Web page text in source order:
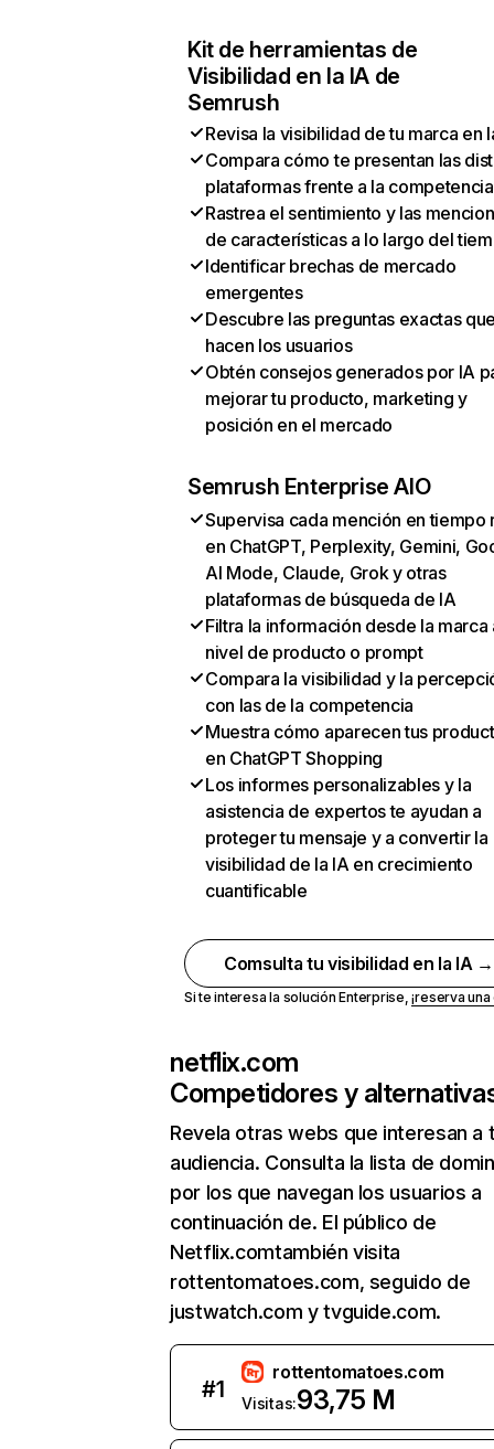
Kit de herramientas de
Visibilidad en la IA de
Semrush
Revisa la visibilidad de tu marca en
Compara cómo te presentan las
plataformas frente a la competencia
Rastrea el sentimiento y las
de características a lo largo del
Identificar brechas de mercado
emergentes
Descubre las preguntas exactas
hacen los usuarios
Obtén consejos generados por IA
mejorar tu producto, marketing y
posición en el mercado
Semrush Enterprise AIO
Supervisa cada mención en tiempo
en ChatGPT, Perplexity, Gemini,
AI Mode, Claude, Grok y otras
plataformas de búsqueda de IA
Filtra la información desde la marca
nivel de producto o prompt
Compara la visibilidad y la
con las de la competencia
Muestra cómo aparecen tus
en ChatGPT Shopping
Los informes personalizables y la
asistencia de expertos te ayudan a
proteger tu mensaje y a convertir la
visibilidad de la IA en crecimiento
cuantificable
Comsulta tu visibilidad en la IA →
Si te interesa la solución Enterprise,¡reserva
netflix.com
Competidores y
Revela otras webs que interesan a
audiencia. Consulta la lista de
por los que navegan los usuarios a
continuación de. El público de
Netflix.comtambién visita
rottentomatoes.com, seguido de
justwatch.com y tvguide.com.
#1
rottentomatoes.com
Visitas:93,75 M